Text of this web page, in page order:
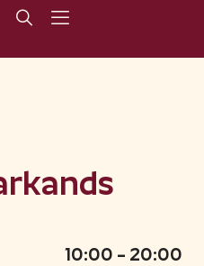
10:00 – 20:00